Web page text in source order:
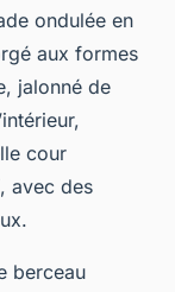
ondulée en
aux formes
jalonné de
cour
avec des
berceau